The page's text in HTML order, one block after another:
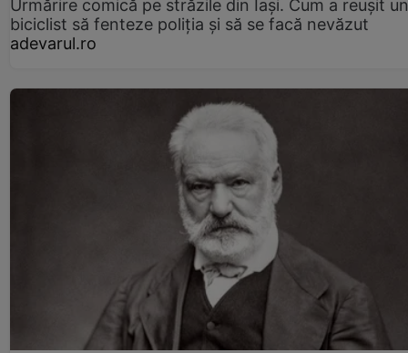
Urmărire comică pe străzile din Iași. Cum a reușit un
biciclist să fenteze poliția și să se facă nevăzut
adevarul.ro